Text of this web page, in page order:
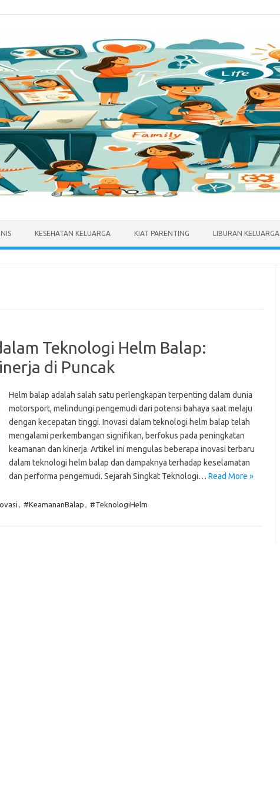
KESEHATAN KELUARGA KIAT PARENTING LIBURAN KELUARGA
Teknologi Helm Balap:
di Puncak
Helm balap adalah salah satu perlengkapan terpenting dalam dunia
motorsport, melindungi pengemudi dari potensi bahaya saat melaju
dengan kecepatan tinggi. Inovasi dalam teknologi helm balap telah
mengalami perkembangan signifikan, berfokus pada peningkatan
keamanan dan kinerja. Artikel ini mengulas beberapa inovasi terbaru
dalam teknologi helm balap dan dampaknya terhadap keselamatan
dan performa pengemudi. Sejarah Singkat Teknologi… Read More »
, #KeamananBalap , #TeknologiHelm